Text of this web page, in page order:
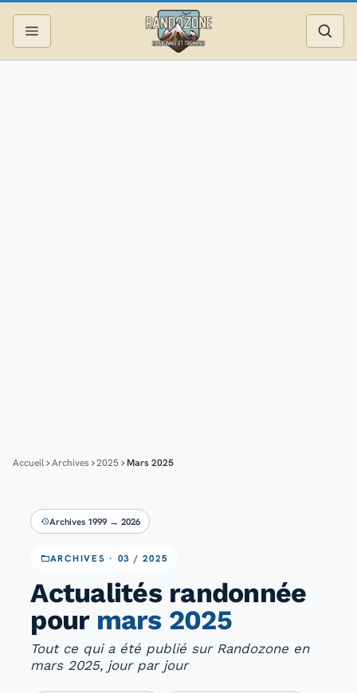
Accueil Archives 2025 Mars 2025
Archives 1999 → 2026
ARCHIVES · 03 / 2025
Actualités randonnée
pour mars 2025
Tout ce qui a été publié sur Randozone en
mars 2025, jour par jour